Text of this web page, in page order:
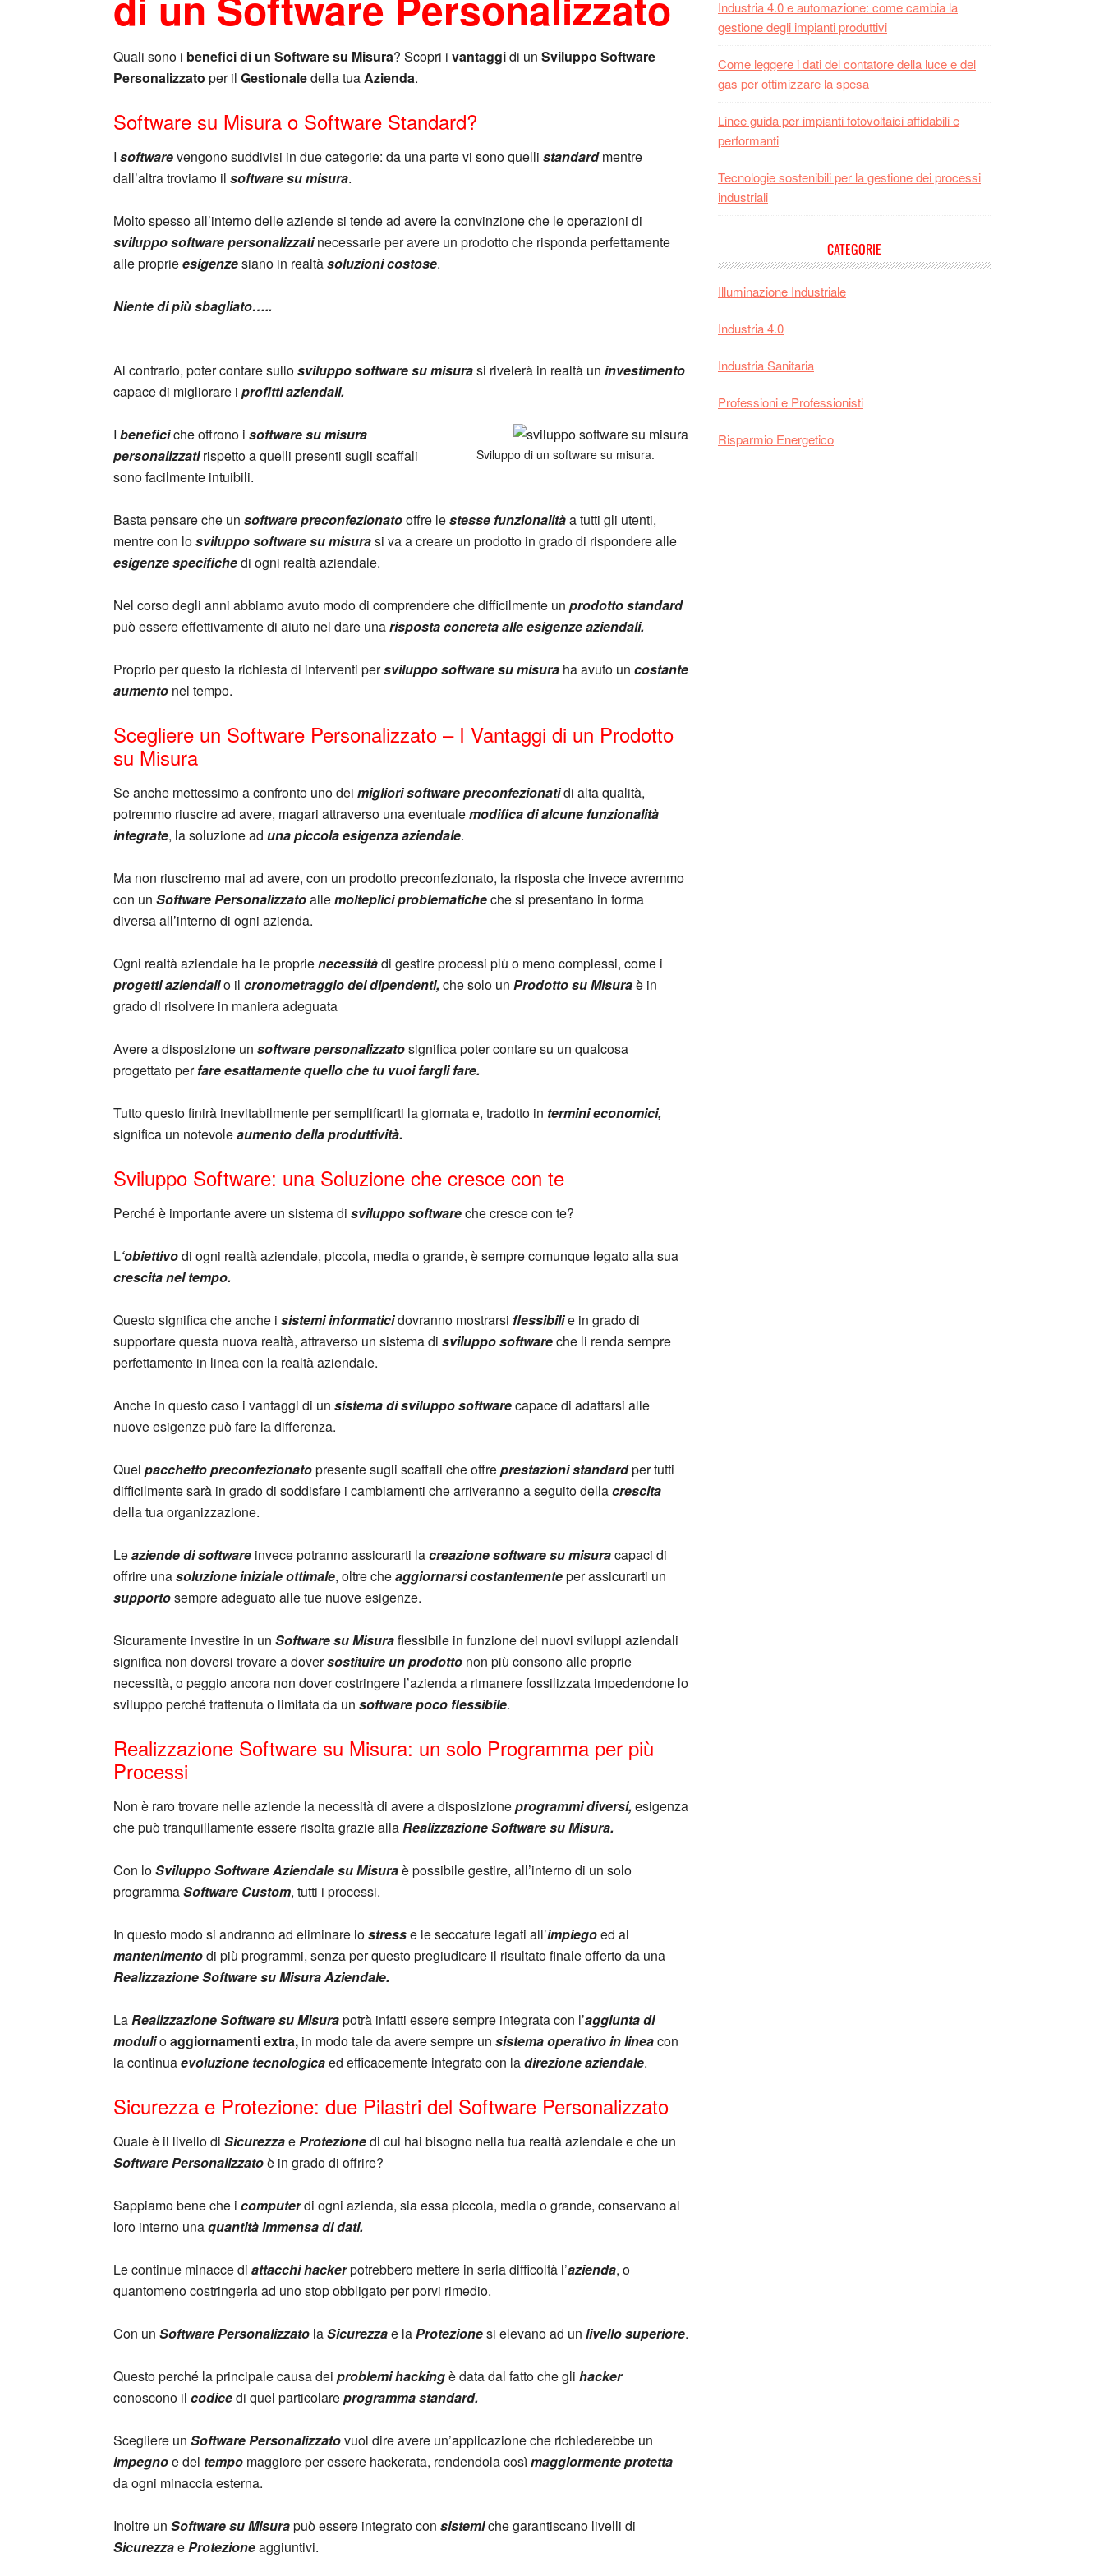
Quali sono i benefici di un Software su Misura? Scopri i vantaggidi un Sviluppo Software
Personalizzato per il Gestionaledella tuaAzienda.
Software su Misura o Software Standard?
I softwarevengono suddivisi in due categorie: da una parte vi sono quelli standardmentre
dall’altra troviamo il software su misura.
Molto spesso all’interno delle aziende si tende ad avere la convinzione che le operazioni di
sviluppo software personalizzatinecessarie per avere un prodotto che risponda perfettamente
alle proprieesigenzesiano in realtàsoluzioni costose.
Niente di più sbagliato…..
Al contrario, poter contare sullosviluppo software su misurasi rivelerà in realtà un investimento
capace di migliorare i profitti aziendali.
Sviluppo di un software su misura.
I beneficiche offrono i software su misura
personalizzati rispetto a quelli presenti sugli scaffali
sono facilmente intuibili.
Basta pensare che un software preconfezionatooffre lestesse funzionalitàa tutti gli utenti,
mentre con losviluppo software su misurasi va a creare un prodotto in grado di rispondere alle
esigenze specifichedi ogni realtà aziendale.
Nel corso degli anni abbiamo avuto modo di comprendere che difficilmente un prodotto standard
può essere effettivamente di aiuto nel dare unarisposta concreta alle esigenze aziendali.
Proprio per questo la richiesta di interventi persviluppo software su misura ha avuto un costante
aumento nel tempo.
Scegliere un Software Personalizzato – I Vantaggi di un Prodotto
su Misura
Se anche mettessimo a confronto uno dei migliori software preconfezionatidi alta qualità,
potremmo riuscire ad avere, magari attraverso una eventualemodifica di alcune funzionalità
integrate, la soluzione ad una piccola esigenza aziendale.
Ma non riusciremo mai ad avere, con un prodotto preconfezionato, la risposta che invece avremmo
con un Software Personalizzatoallemolteplici problematicheche si presentano in forma
diversa all’interno di ogni azienda.
Ogni realtà aziendale ha le proprienecessitàdi gestire processi più o meno complessi, come i
progetti aziendalio il cronometraggio dei dipendenti, che solo un Prodotto su Misuraè in
grado di risolvere in maniera adeguata
Avere a disposizione un software personalizzatosignifica poter contare su un qualcosa
progettato perfare esattamente quello che tu vuoi fargli fare.
Tutto questo finirà inevitabilmente per semplificarti la giornata e, tradotto in termini economici,
significa un notevoleaumento della produttività.
Sviluppo Software: una Soluzione che cresce con te
Perché è importante avere un sistema di sviluppo softwareche cresce con te?
L‘obiettivodi ogni realtà aziendale, piccola, media o grande, è sempre comunque legato alla sua
crescita nel tempo.
Questo significa che anche i sistemi informaticidovranno mostrarsi flessibilie in grado di
supportare questa nuova realtà, attraverso un sistema di sviluppo softwareche li renda sempre
perfettamente in linea con la realtà aziendale.
Anche in questo caso i vantaggi di un sistema di sviluppo softwarecapace di adattarsi alle
nuove esigenze può fare la differenza.
Quel pacchetto preconfezionatopresente sugli scaffali che offreprestazioni standardper tutti
difficilmente sarà in grado di soddisfare i cambiamenti che arriveranno a seguito dellacrescita
della tua organizzazione.
Leaziende di software invece potranno assicurarti lacreazione software su misuracapaci di
offrire unasoluzione iniziale ottimale, oltre cheaggiornarsi costantementeper assicurarti un
supportosempre adeguato alle tue nuove esigenze.
Sicuramente investire in un Software su Misuraflessibile in funzione dei nuovi sviluppi aziendali
significa non doversi trovare a doversostituire un prodotto non più consono alle proprie
necessità, o peggio ancora non dover costringere l’azienda a rimanere fossilizzata impedendone lo
sviluppo perché trattenuta o limitata da un software poco flessibile.
Realizzazione Software su Misura: un solo Programma per più
Processi
Non è raro trovare nelle aziende la necessità di avere a disposizioneprogrammi diversi, esigenza
che può tranquillamente essere risolta grazie allaRealizzazione Software su Misura.
Con loSviluppo Software Aziendale su Misuraè possibile gestire, all’interno di un solo
programmaSoftware Custom, tutti i processi.
In questo modo si andranno ad eliminare lostresse le seccature legati all’impiegoed al
mantenimentodi più programmi, senza per questo pregiudicare il risultato finale offerto da una
Realizzazione Software su Misura Aziendale.
LaRealizzazione Software su Misurapotrà infatti essere sempre integrata con l’aggiunta di
modulioaggiornamenti extra, in modo tale da avere sempre un sistema operativo in lineacon
la continuaevoluzione tecnologicaed efficacemente integrato con ladirezione aziendale.
Sicurezza e Protezione: due Pilastri del Software Personalizzato
Quale è il livello di SicurezzaeProtezionedi cui hai bisogno nella tua realtà aziendale e che un
Software Personalizzatoè in grado di offrire?
Sappiamo bene che i computerdi ogni azienda, sia essa piccola, media o grande, conservano al
loro interno unaquantità immensa di dati.
Le continue minacce di attacchi hackerpotrebbero mettere in seria difficoltà l’azienda, o
quantomeno costringerla ad uno stop obbligato per porvi rimedio.
Con un Software Personalizzato laSicurezzae laProtezionesi elevano ad un livello superiore.
Questo perché la principale causa dei problemi hackingè data dal fatto che gli hacker
conoscono il codicedi quel particolareprogramma standard.
Scegliere un Software Personalizzatovuol dire avere un’applicazione che richiederebbe un
impegnoe del tempo maggiore per essere hackerata, rendendola così maggiormente protetta
da ogni minaccia esterna.
Inoltre un Software su Misurapuò essere integrato con sistemiche garantiscano livelli di
SicurezzaeProtezioneaggiuntivi.
Industria 4.0 e automazione: come cambia la
gestione degli impianti produttivi
Come leggere i dati del contatore della luce e del
gas per ottimizzare la spesa
Linee guida per impianti fotovoltaici affidabili e
performanti
Tecnologie sostenibili per la gestione dei processi
industriali
CATEGORIE
Illuminazione Industriale
Industria 4.0
Industria Sanitaria
Professioni e Professionisti
Risparmio Energetico